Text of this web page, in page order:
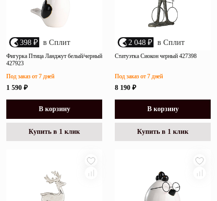
398 ₽ в Сплит
Фигурка Птица Ланджут белый/черный
427923
1 590 ₽
Под заказ от 7 дней
В корзину
Купить в 1 клик
2 048 ₽ в Сплит
Статуэтка Сиокон черный 427398
8 190 ₽
Под заказ от 7 дней
В корзину
Купить в 1 клик